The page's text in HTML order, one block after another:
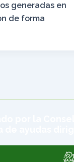
generadas en
de forma